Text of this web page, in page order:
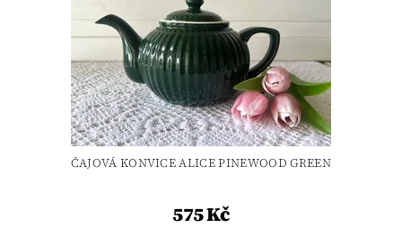
ČAJOVÁ KONVICE ALICE PINEWOOD GREEN
575 Kč